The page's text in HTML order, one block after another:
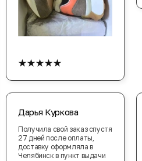
★★★★★
Дарья Куркова
Получила свой заказ спустя
27 дней после оплаты,
доставку оформляла в
Челябинск в пункт выдачи